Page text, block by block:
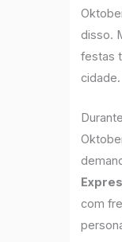
disso.
festas
cidade.
com